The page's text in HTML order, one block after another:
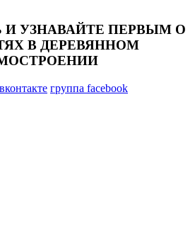
УЗНАВАЙТЕ ПЕРВЫМ О
В ДЕРЕВЯННОМ
группа facebook